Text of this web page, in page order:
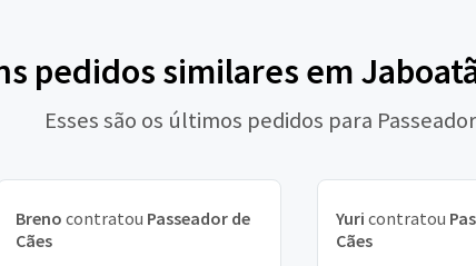
pedidos similares em
Esses são os últimos pedidos para
Breno contratou Passeador de
Cães
Yuri contratou
Cães